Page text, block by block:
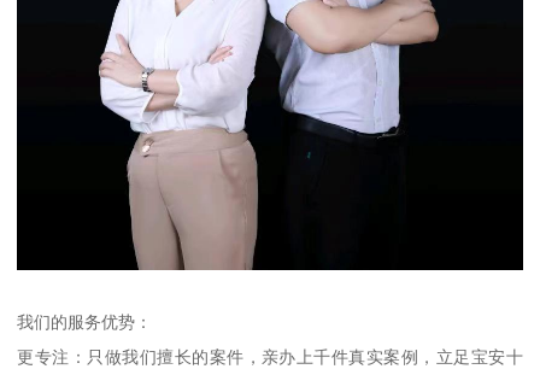
我们的服务优势：
更专注：只做我们擅长的案件，亲办上千件真实案例，立足宝安十